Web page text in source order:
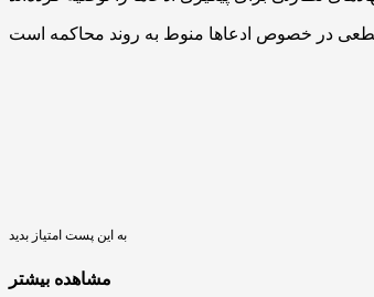
به این پست امتیاز بدید
مشاهده بیشتر